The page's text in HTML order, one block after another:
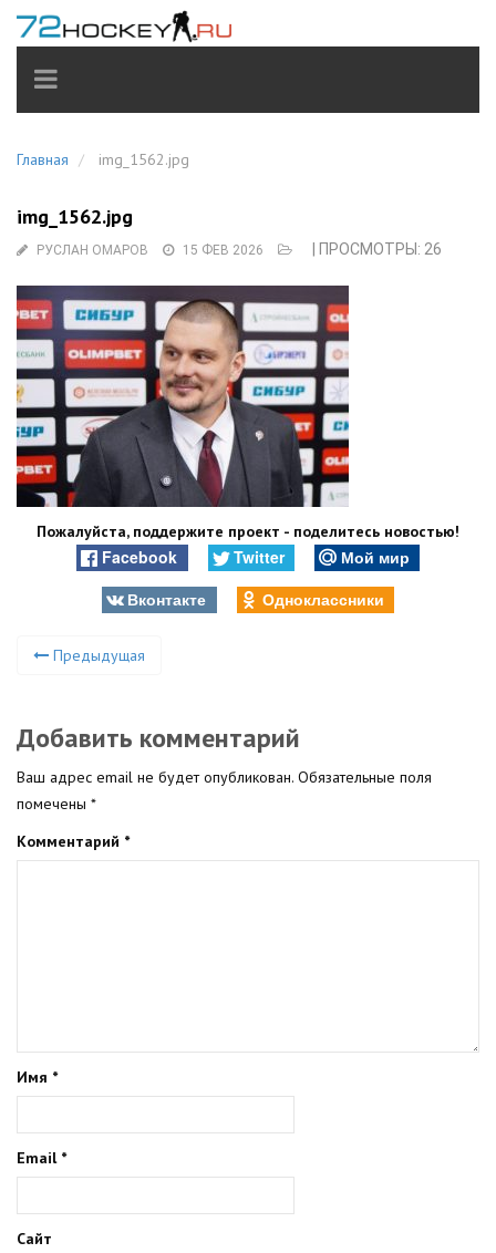
TOGGLE
NAVIGATION
Главная img_1562.jpg
img_1562.jpg
РУСЛАН ОМАРОВ 15 ФЕВ 2026 | ПРОСМОТРЫ: 26
Пожалуйста, поддержите проект - поделитесь новостью!
Facebook Twitter
Мой мир
Вконтакте
Одноклассники
Предыдущая
Добавить комментарий
Ваш адрес email не будет опубликован. Обязательные поля
помечены *
Комментарий *
Имя *
Email *
Сайт